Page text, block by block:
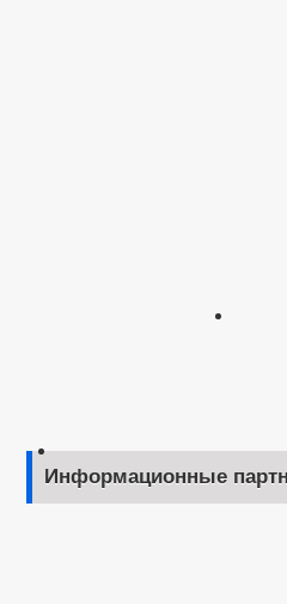
Информационные